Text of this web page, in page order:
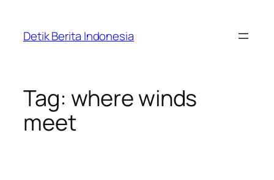
content
Detik Berita Indonesia
Tag: where winds
meet